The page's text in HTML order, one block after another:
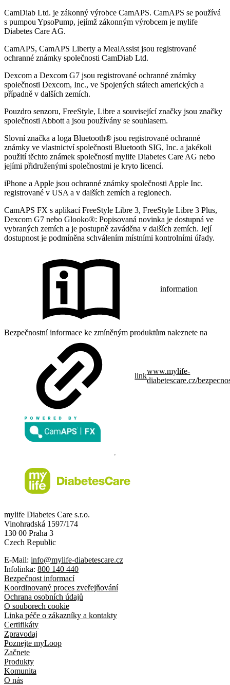
CamDiab Ltd. je zákonný výrobce CamAPS. CamAPS se používá
s pumpou YpsoPump, jejímž zákonným výrobcem je mylife
Diabetes Care AG.
CamAPS, CamAPS Liberty a MealAssist jsou registrované
ochranné známky společnosti CamDiab Ltd.
Dexcom a Dexcom G7 jsou registrované ochranné známky
společnosti Dexcom, Inc., ve Spojených státech amerických a
případně v dalších zemích.
Pouzdro senzoru, FreeStyle, Libre a související značky jsou značky
společnosti Abbott a jsou používány se souhlasem.
Slovní značka a loga Bluetooth® jsou registrované ochranné
známky ve vlastnictví společnosti Bluetooth SIG, Inc. a jakékoli
použití těchto známek společností mylife Diabetes Care AG nebo
jejími přidruženými společnostmi je kryto licencí.
iPhone a Apple jsou ochranné známky společnosti Apple Inc.
registrované v USA a v dalších zemích a regionech.
CamAPS FX s aplikací FreeStyle Libre 3, FreeStyle Libre 3 Plus,
Dexcom G7 nebo Glooko®: Popisovaná novinka je dostupná ve
vybraných zemích a je postupně zaváděna v dalších zemích. Její
dostupnost je podmíněna schválením místními kontrolními úřady.
information
Bezpečnostní informace ke zmíněným produktům naleznete na
link
www.mylife-
diabetescare.cz/
mylife Diabetes Care s.r.o.
Vinohradská 1597/174
130 00 Praha 3
Czech Republic
E-Mail: info@mylife-diabetescare.cz
Infolinka: 800 140 440
Bezpečnost informací
Koordinovaný proces zveřejňování
Ochrana osobních údajů
O souborech cookie
Linka péče o zákazníky a kontakty
Certifikáty
Zpravodaj
Poznejte myLoop
Začnete
Produkty
Komunita
O nás